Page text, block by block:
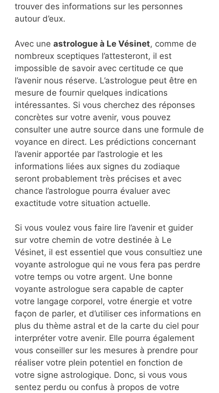
trouver des informations sur les personnes
autour d’eux.
Avec une astrologue à Le Vésinet, comme de
nombreux sceptiques l’attesteront, il est
impossible de savoir avec certitude ce que
l’avenir nous réserve. L’astrologue peut être en
mesure de fournir quelques indications
intéressantes. Si vous cherchez des réponses
concrètes sur votre avenir, vous pouvez
consulter une autre source dans une formule de
voyance en direct. Les prédictions concernant
l’avenir apportée par l’astrologie et les
informations liées aux signes du zodiaque
seront probablement très précises et avec
chance l’astrologue pourra évaluer avec
exactitude votre situation actuelle.
Si vous voulez vous faire lire l’avenir et guider
sur votre chemin de votre destinée à Le
Vésinet, il est essentiel que vous consultiez une
voyante astrologue qui ne vous fera pas perdre
votre temps ou votre argent. Une bonne
voyante astrologue sera capable de capter
votre langage corporel, votre énergie et votre
façon de parler, et d’utiliser ces informations en
plus du thème astral et de la carte du ciel pour
interpréter votre avenir. Elle pourra également
vous conseiller sur les mesures à prendre pour
réaliser votre plein potentiel en fonction de
votre signe astrologique. Donc, si vous vous
sentez perdu ou confus à propos de votre